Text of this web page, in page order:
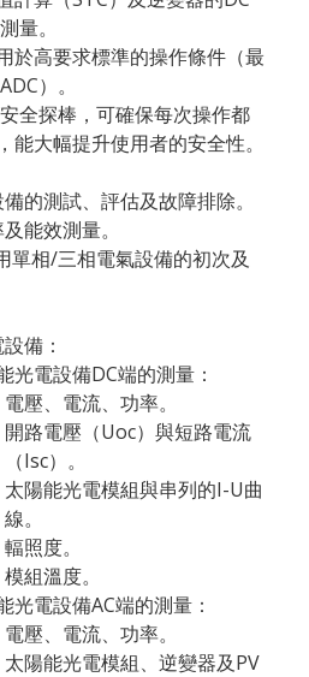
量。
於高要求標準的操作條件（最
）。
全探棒，可確保每次操作都
能大幅提升使用者的安全性。
的測試、評估及故障排除。
能效測量。
單相/三相電氣設備的初次及
備：
光電設備DC端的測量：
電壓、電流、功率。
開路電壓（Uoc）與短路電流
（Isc）。
太陽能光電模組與串列的I-U曲
線。
輻照度。
模組溫度。
光電設備AC端的測量：
電壓、電流、功率。
太陽能光電模組、逆變器及PV